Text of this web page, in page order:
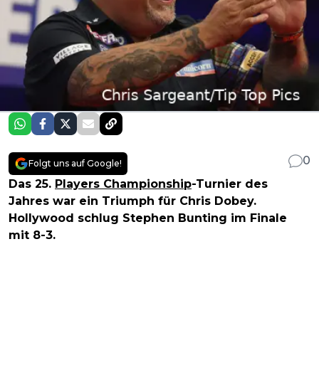
Folgt uns auf Google!
0
Das 25. Players Championship-Turnier des
Jahres war ein Triumph für Chris Dobey.
Hollywood schlug Stephen Bunting im Finale
mit 8-3.